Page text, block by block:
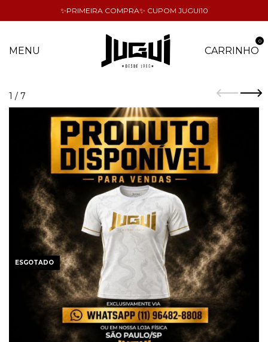
✨PRIMEIRA COMPRA✨ CUPOM JUGUI10
MENU CARRINHO
0
1 / 7
ESGOTADO